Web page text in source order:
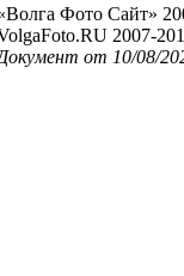
Фото Сайт»
2007-
от 10/08/